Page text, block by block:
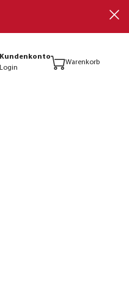
Kundenkonto
Login
Warenkorb